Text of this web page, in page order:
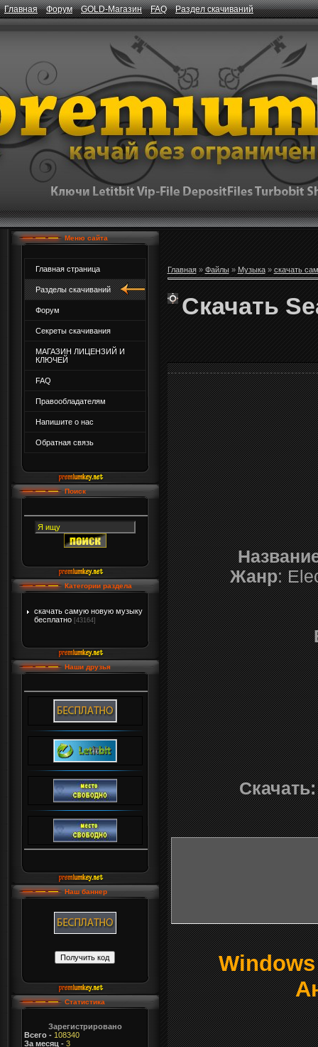
Главная Форум GOLD-Магазин FAQ Раздел скачиваний
Меню сайта
Главная страница
Разделы скачиваний
Форум
Секреты скачивания
МАГАЗИН ЛИЦЕНЗИЙ И
КЛЮЧЕЙ
FAQ
Правообладателям
Напишите о нас
Обратная связь
Поиск
Категории раздела
скачать самую новую музыку
бесплатно [43164]
Наши друзья
Наш баннер
Статистика
Зарегистрировано
Всего- 108340
За месяц - 3
Главная» Файлы» Музыка» скачать
Скачать
Жанр:
Windows